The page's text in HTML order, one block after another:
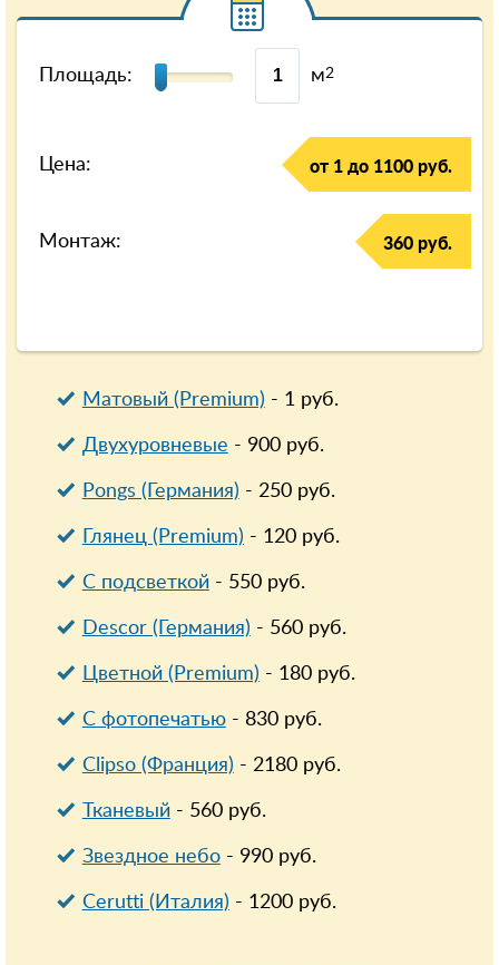
Площадь: м2
Цена: от 1 до 1100 руб.
Монтаж: 360 руб.
Матовый (Premium) - 1руб.
Двухуровневые - 900руб.
Pongs (Германия) - 250руб.
Глянец (Premium) - 120руб.
С подсветкой- 550руб.
Descor (Германия) - 560руб.
Цветной (Premium) - 180руб.
С фотопечатью- 830руб.
Clipso (Франция) - 2180руб.
Тканевый- 560руб.
Звездное небо- 990руб.
Cerutti (Италия) - 1200руб.